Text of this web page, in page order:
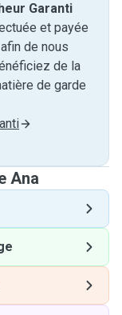
Garanti
et payée
de nous
de la
de garde
Ana